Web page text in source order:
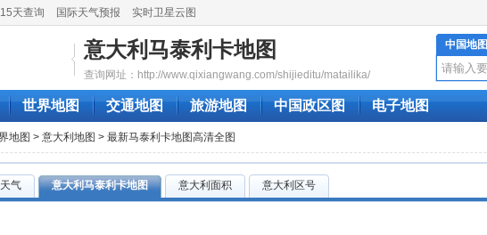
天查询 国际天气预报 实时卫星云图
意大利马泰利卡地图
查询网址：http://www.qixiangwang.com/shijieditu/matailika/
中国地图
世界地图 交通地图 旅游地图 中国政区图 电子地图
地图 > 意大利地图 > 最新马泰利卡地图高清全图
气 意大利马泰利卡地图 意大利面积 意大利区号